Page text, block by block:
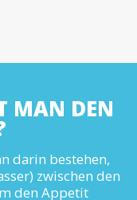
MAN DEN
darin bestehen,
zwischen den
den Appetit